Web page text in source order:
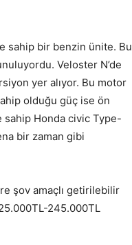
sahip bir benzin ünite. Bu
Veloster N’de
yer alıyor. Bu motor
olduğu güç ise ön
sahip Honda civic Type-
bir zaman gibi
şov amaçlı getirilebilir
245.000TL